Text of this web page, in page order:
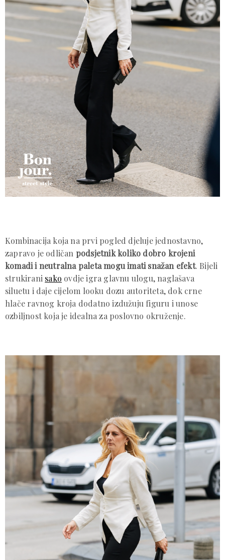
Kombinacija koja na prvi pogled djeluje jednostavno,
zapravo je odličan podsjetnik koliko dobro krojeni
komadi i neutralna paleta mogu imati snažan efekt. Bijeli
strukirani sako ovdje igra glavnu ulogu, naglašava
siluetu i daje cijelom looku dozu autoriteta, dok crne
hlače ravnog kroja dodatno izdužuju figuru i unose
ozbiljnost koja je idealna za poslovno okruženje.